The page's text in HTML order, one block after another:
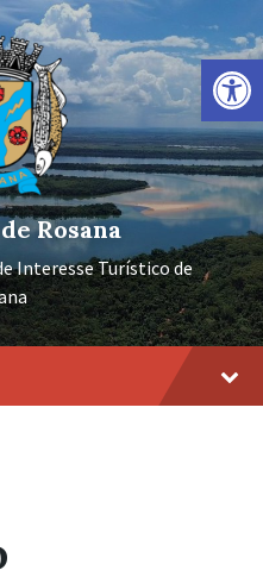
Barra de Ferramentas Aberta
Rosana
Interesse Turístico de